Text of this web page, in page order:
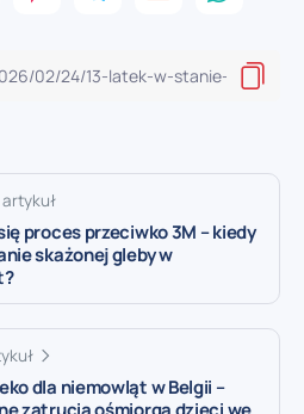
proces przeciwko 3M – kiedy
skażonej gleby w
dla niemowląt w Belgii –